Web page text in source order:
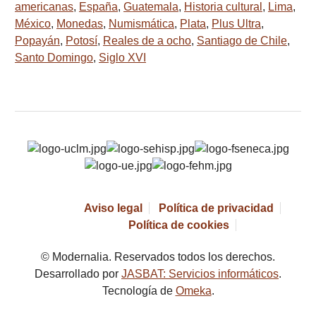
americanas, España, Guatemala, Historia cultural , Lima,
México, Monedas, Numismática, Plata, Plus Ultra,
Popayán, Potosí, Reales de a ocho, Santiago de Chile,
Santo Domingo, Siglo XVI
Aviso legal
Política de privacidad
Política de cookies
© Modernalia. Reservados todos los derechos.
Desarrollado por JASBAT: Servicios informáticos.
Tecnología de Omeka.